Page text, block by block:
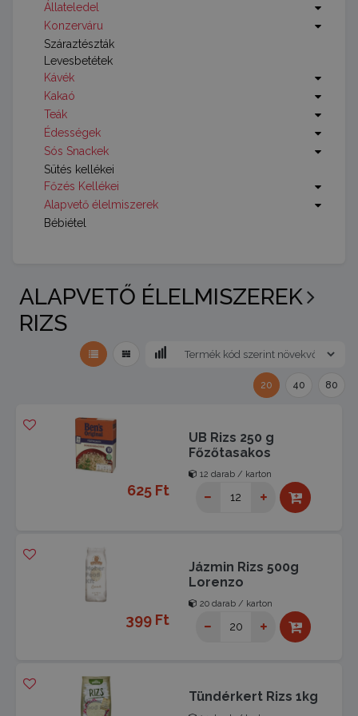
Állateledel
Konzerváru
Száraztészták
Levesbetétek
Kávék
Kakaó
Teák
Édességek
Sós Snackek
Sütés kellékei
Főzés Kellékei
Alapvető élelmiszerek
Bébiétel
ALAPVETŐ ÉLELMISZEREK
RIZS
20 40 80
UB Rizs 250 g
Főzőtasakos
12 darab / karton
625 Ft
Jázmin Rizs 500g
Lorenzo
20 darab / karton
399 Ft
Tündérkert Rizs 1kg